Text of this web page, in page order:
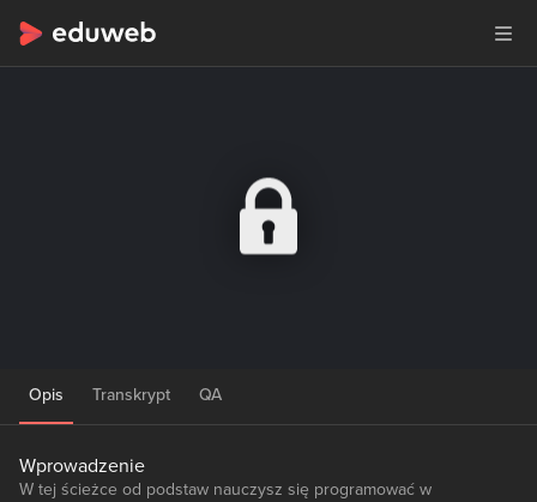
Opis Transkrypt QA
Wprowadzenie
W tej ścieżce od podstaw nauczysz się programować w